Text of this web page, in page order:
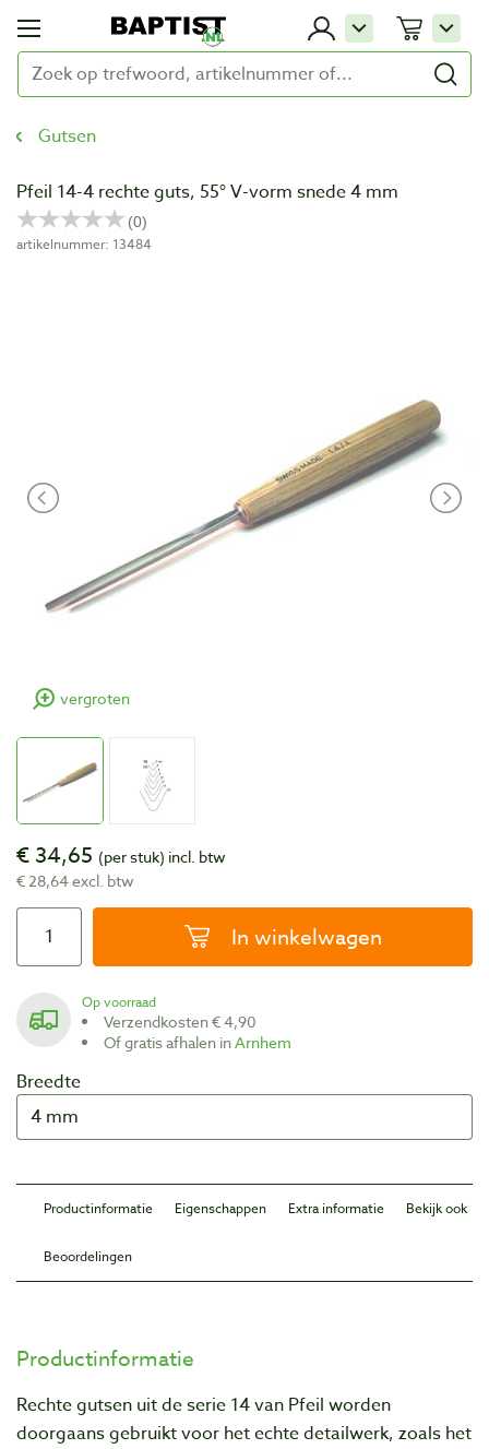
Gutsen
Pfeil 14-4 rechte guts, 55° V-vorm snede 4 mm
artikelnummer: 13484
vergroten
€ 34,65 (per stuk) incl. btw
€ 28,64 excl. btw
In winkelwagen
Op voorraad
Verzendkosten € 4,90
Of gratis afhalen inArnhem
Breedte
Productinformatie Eigenschappen Extra informatie Bekijk ook
Beoordelingen
Productinformatie
Rechte gutsen uit de serie 14 van Pfeil worden
doorgaans gebruikt voor het echte detailwerk, zoals het